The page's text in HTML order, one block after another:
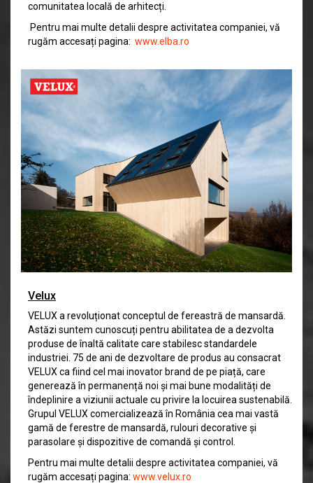
comunitatea locală de arhitecți.
Pentru mai multe detalii despre activitatea companiei, vă
rugăm accesați pagina: www.elba.ro
Velux
VELUX a revoluționat conceptul de fereastră de mansardă.
Astăzi suntem cunoscuți pentru abilitatea de a dezvolta
produse de înaltă calitate care stabilesc standardele
industriei. 75 de ani de dezvoltare de produs au consacrat
VELUX ca fiind cel mai inovator brand de pe piață, care
generează în permanență noi și mai bune modalități de
îndeplinire a viziunii actuale cu privire la locuirea sustenabilă.
Grupul VELUX comercializează în România cea mai vastă
gamă de ferestre de mansardă, rulouri decorative și
parasolare și dispozitive de comandă și control.
Pentru mai multe detalii despre activitatea companiei, vă
rugăm accesați pagina: www.velux.ro